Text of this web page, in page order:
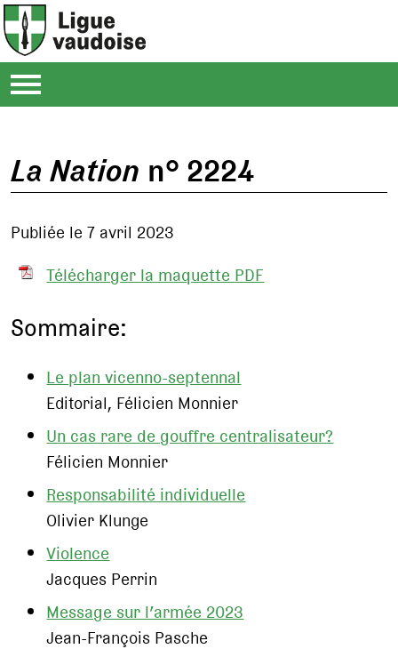
La Nation n° 2224
Publiée le 7 avril 2023
Télécharger la maquette PDF
Sommaire:
Le plan vicenno-septennal
Editorial, Félicien Monnier
Un cas rare de gouffre centralisateur?
Félicien Monnier
Responsabilité individuelle
Olivier Klunge
Violence
Jacques Perrin
Message sur l’armée 2023
Jean-François Pasche